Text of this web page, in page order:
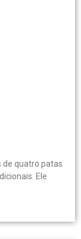
de quatro patas
Ele